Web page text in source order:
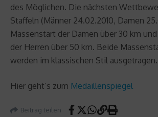
des Möglichen. Die nächsten
Staffeln (Männer 24.02.2010, Damen
Massenstart der Damen über 30 km
der Herren über 50 km. Beide
werden im klassischen Stil ausgetragen.
Hier geht’s zum Medaillenspiegel
Beitrag teilen